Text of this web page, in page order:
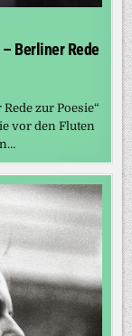
Berliner Rede
zur Poesie“
vor den Fluten